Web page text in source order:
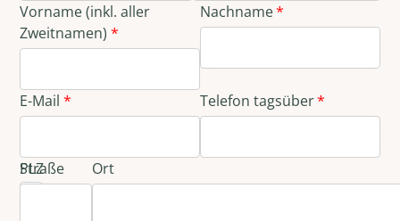
Vorname (inkl. aller
Zweitnamen)
Nachname
E-Mail Telefon tagsüber
Straße
und
PLZ Ort